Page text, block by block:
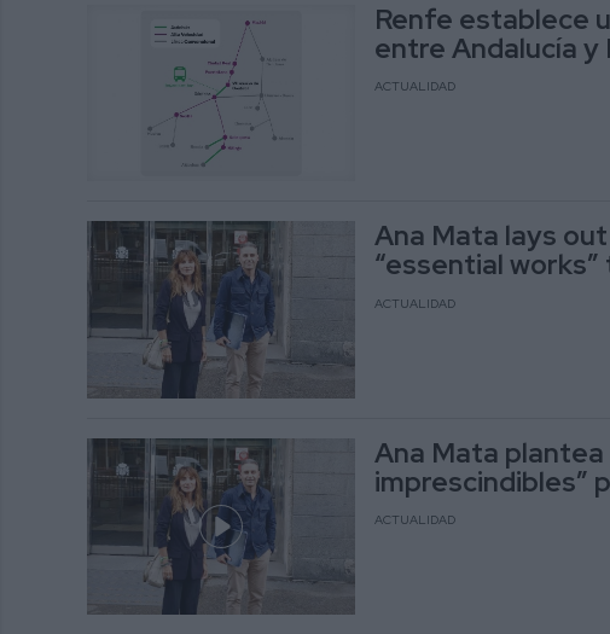
Renfe establece
entre Andalucía y
ACTUALIDAD
Ana Mata lays
“essential
ACTUALIDAD
Ana Mata
imprescindibles”
ACTUALIDAD